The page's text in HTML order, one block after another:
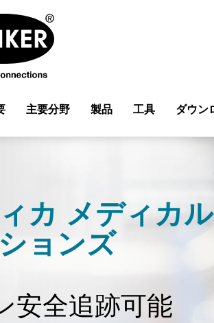
主要分野 製品 工具 ダウン
カ メディカ
ョンズ
安全追跡可能